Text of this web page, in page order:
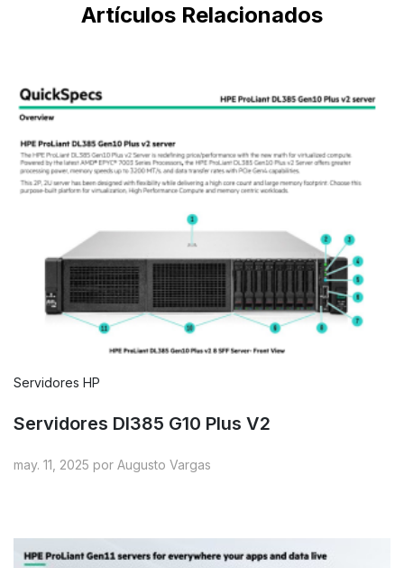
Artículos Relacionados
Servidores HP
Servidores Dl385 G10 Plus V2
may. 11, 2025 por Augusto Vargas